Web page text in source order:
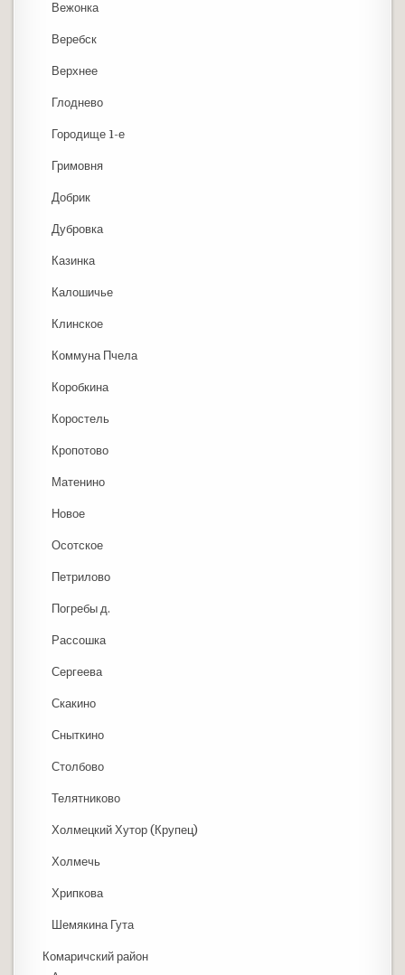
Вежонка
Веребск
Верхнее
Глоднево
Городище 1-е
Гримовня
Добрик
Дубровка
Казинка
Калошичье
Клинское
Коммуна Пчела
Коробкина
Коростель
Кропотово
Матенино
Новое
Осотское
Петрилово
Погребы д.
Рассошка
Сергеева
Скакино
Сныткино
Столбово
Телятниково
Холмецкий Хутор (Крупец)
Холмечь
Хрипкова
Шемякина Гута
Комаричский район